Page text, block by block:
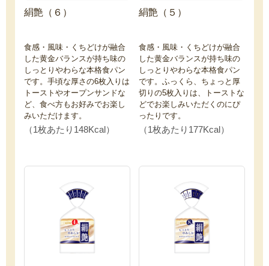
絹艶（６）
食感・風味・くちどけが融合
した黄金バランスが持ち味の
しっとりやわらな本格食パン
です。手頃な厚さの6枚入りは
トーストやオープンサンドな
ど、食べ方もお好みでお楽し
みいただけます。
（1枚あたり148Kcal）
絹艶（５）
食感・風味・くちどけが融合
した黄金バランスが持ち味の
しっとりやわらな本格食パン
です。ふっくら、ちょっと厚
切りの5枚入りは、トーストな
どでお楽しみいただくのにぴ
ったりです。
（1枚あたり177Kcal）